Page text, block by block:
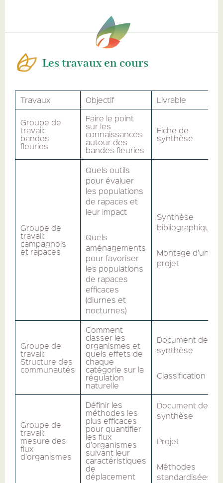
Les travaux en cours
Travaux Objectif Livrable
Groupe de
travail:
bandes
fleuries
Faire le point
sur les
connaissances
autour des
bandes fleuries
Fiche de
synthèse
Groupe de
travail:
campagnols
et rapaces
Quels outils
pour évaluer
les populations
de rapaces et
leur impact
Quels
aménagements
pour favoriser
les populations
de rapaces
efficaces
(diurnes et
nocturnes)
Synthèse
bibliographique
Montage d'un
projet
Groupe de
travail:
Structure des
communautés
Comment
classer les
organismes et
quels effets de
chaque
catégorie sur la
régulation
naturelle
Document de
synthèse
Classification
Groupe de
travail:
mesure des
flux
d'organismes
Définir les
méthodes les
plus efficaces
pour quantifier
les flux
d'organismes
suivant leur
caractéristiques
de
déplacement
Document de
synthèse
Projet
Méthodes
standardisées